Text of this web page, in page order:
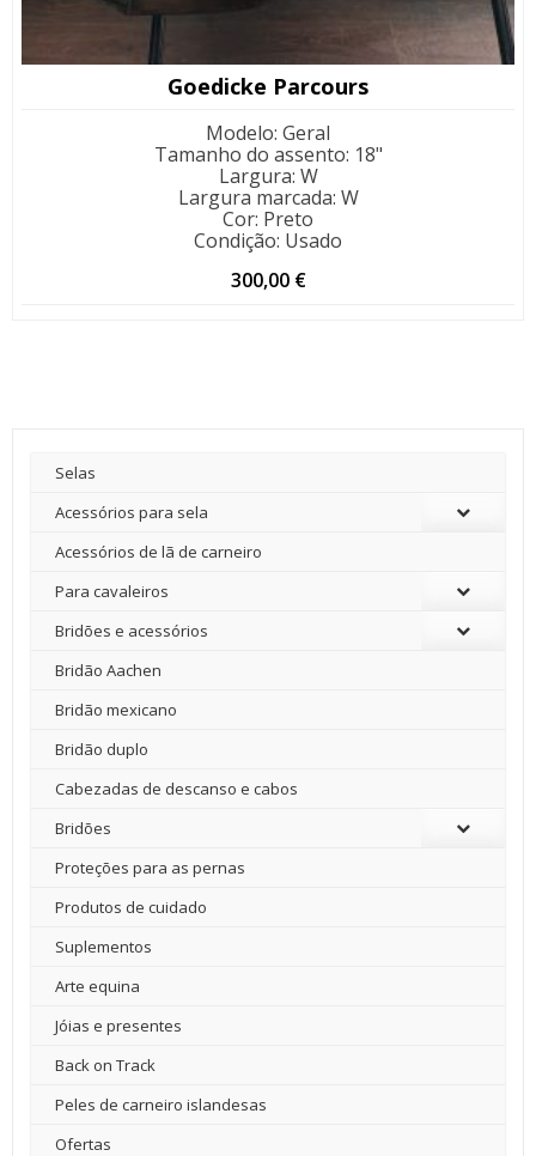
Goedicke Parcours
Modelo: Geral
Tamanho do assento: 18"
Largura: W
Largura marcada: W
Cor: Preto
Condição: Usado
300,00 €
Selas
Acessórios para sela
Acessórios de lã de carneiro
Para cavaleiros
Bridões e acessórios
Bridão Aachen
Bridão mexicano
Bridão duplo
Cabezadas de descanso e cabos
Bridões
Proteções para as pernas
Produtos de cuidado
Suplementos
Arte equina
Jóias e presentes
Back on Track
Peles de carneiro islandesas
Ofertas